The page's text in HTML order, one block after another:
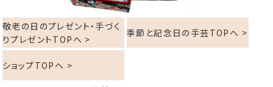
敬老の日のプレゼント・手づく
りプレゼントTOPへ >
季節と記念日の手芸TOPへ >
ショップTOPへ >